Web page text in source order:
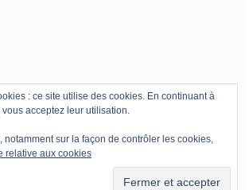
Accès- Mécénat -360°
de Buffon Registre Public d’Accessibilité
: ce site utilise des cookies. En continuant à
acceptez leur utilisation.
notamment sur la façon de contrôler les cookies,
relative aux cookies